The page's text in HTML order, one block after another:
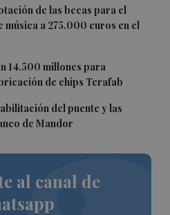
de las becas para el
música a 275.000 euros en el
14.500 millones para
de chips Terafab
del puente y las
de Mandor
al canal de